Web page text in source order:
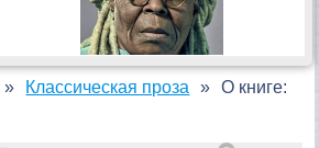
Классическая проза
О книге: